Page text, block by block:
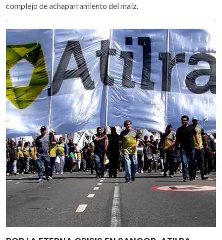
complejo de achaparramiento del maíz.